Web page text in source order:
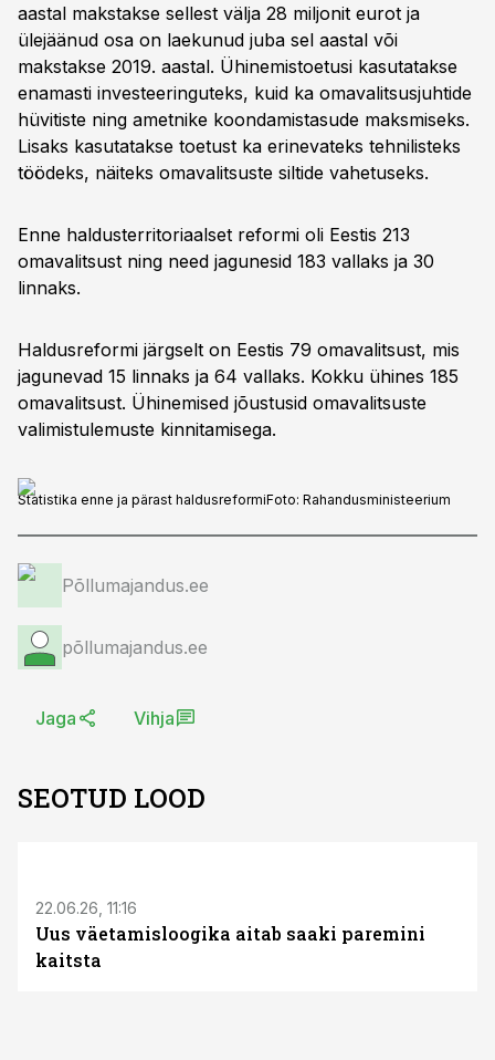
aastal makstakse sellest välja 28 miljonit eurot ja
ülejäänud osa on laekunud juba sel aastal või
makstakse 2019. aastal. Ühinemistoetusi kasutatakse
enamasti investeeringuteks, kuid ka omavalitsusjuhtide
hüvitiste ning ametnike koondamistasude maksmiseks.
Lisaks kasutatakse toetust ka erinevateks tehnilisteks
töödeks, näiteks omavalitsuste siltide vahetuseks.
Enne haldusterritoriaalset reformi oli Eestis 213
omavalitsust ning need jagunesid 183 vallaks ja 30
linnaks.
Haldusreformi järgselt on Eestis 79 omavalitsust, mis
jagunevad 15 linnaks ja 64 vallaks. Kokku ühines 185
omavalitsust. Ühinemised jõustusid omavalitsuste
valimistulemuste kinnitamisega.
Statistika enne ja pärast haldusreformiFoto: Rahandusministeerium
Põllumajandus.ee
põllumajandus.ee
Jaga Vihja
SEOTUD LOOD
22.06.26, 11:16
Uus väetamisloogika aitab saaki paremini
kaitsta